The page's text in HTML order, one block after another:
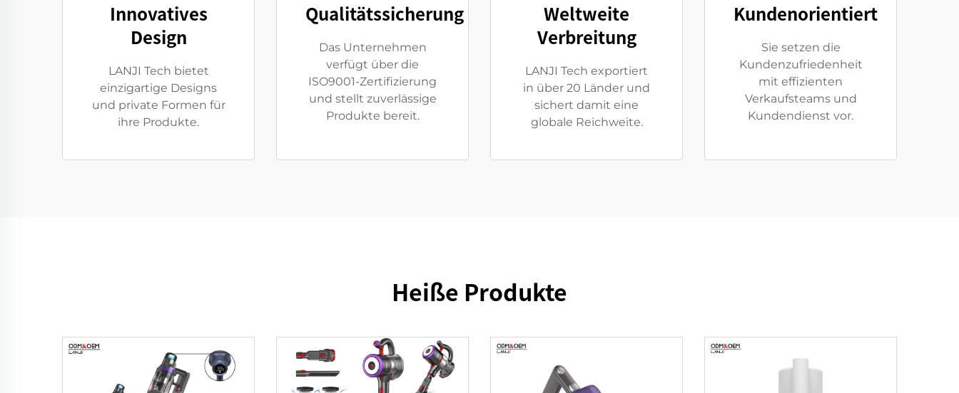
Innovatives
Design
LANJI Tech bietet
einzigartige Designs
und private Formen für
ihre Produkte.
Qualitätssicherung
Das Unternehmen
verfügt über die
ISO9001-Zertifizierung
und stellt zuverlässige
Produkte bereit.
Weltweite
Verbreitung
LANJI Tech exportiert
in über 20 Länder und
sichert damit eine
globale Reichweite.
Kundenorientiert
Sie setzen die
Kundenzufriedenheit
mit effizienten
Verkaufsteams und
Kundendienst vor.
Heiße Produkte